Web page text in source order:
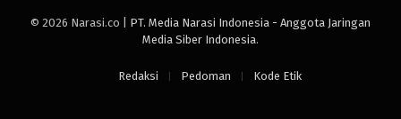
© 2026 Narasi.co | PT. Media Narasi Indonesia - Anggota Jaringan
Media Siber Indonesia.
Redaksi Pedoman Kode Etik